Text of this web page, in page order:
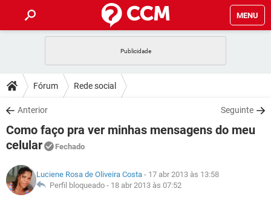
MENU
CELULAR
OUTLOOK
INSTAGRAM GMAIL
GUIA DE COMPRAS
DICAS
JOGOS
OUTLOOK
GUIA DE COMPRAS
DOWNLOADS
JOGOS WHATSAPP
CELULAR
OUTLOOK EXCEL
INSTAGRAM
FÓRUM
CELULAR FACEBOOK
GLOSSÁRIO
JOGOS
Fórum Rede social
Anterior Seguinte
Como faço pra ver minhas mensagens do meu
celular
Fechado
Luciene Rosa de Oliveira Costa - 17 abr 2013 às 13:58
Perfil bloqueado - 18 abr 2013 às 07:52